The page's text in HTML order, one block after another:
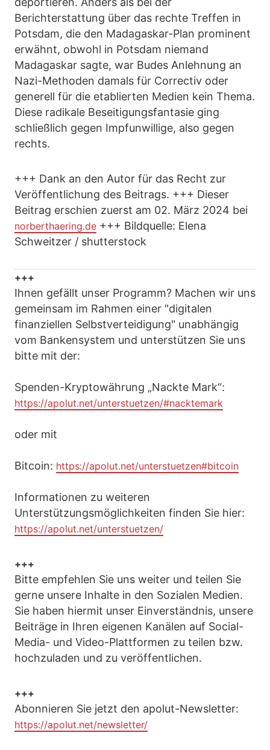
Berichterstattung über das rechte Treffen in
Potsdam, die den Madagaskar-Plan prominent
erwähnt, obwohl in Potsdam niemand
Madagaskar sagte, war Budes Anlehnung an
Nazi-Methoden damals für Correctiv oder
generell für die etablierten Medien kein Thema.
Diese radikale Beseitigungsfantasie ging
schließlich gegen Impfunwillige, also gegen
rechts.
+++ Dank an den Autor für das Recht zur
Veröffentlichung des Beitrags. +++ Dieser
Beitrag erschien zuerst am 02. März 2024 bei
norberthaering.de +++ Bildquelle: Elena
Schweitzer / shutterstock
+++
Ihnen gefällt unser Programm? Machen wir uns
gemeinsam im Rahmen einer "digitalen
finanziellen Selbstverteidigung" unabhängig
vom Bankensystem und unterstützen Sie uns
bitte mit der:
Spenden-Kryptowährung „Nackte Mark“:
https://apolut.net/unterstuetzen/#nacktemark
oder mit
Bitcoin: https://apolut.net/unterstuetzen#bitcoin
Informationen zu weiteren
Unterstützungsmöglichkeiten finden Sie hier:
https://apolut.net/unterstuetzen/
+++
Bitte empfehlen Sie uns weiter und teilen Sie
gerne unsere Inhalte in den Sozialen Medien.
Sie haben hiermit unser Einverständnis, unsere
Beiträge in Ihren eigenen Kanälen auf Social-
Media- und Video-Plattformen zu teilen bzw.
hochzuladen und zu veröffentlichen.
+++
Abonnieren Sie jetzt den apolut-Newsletter:
https://apolut.net/newsletter/